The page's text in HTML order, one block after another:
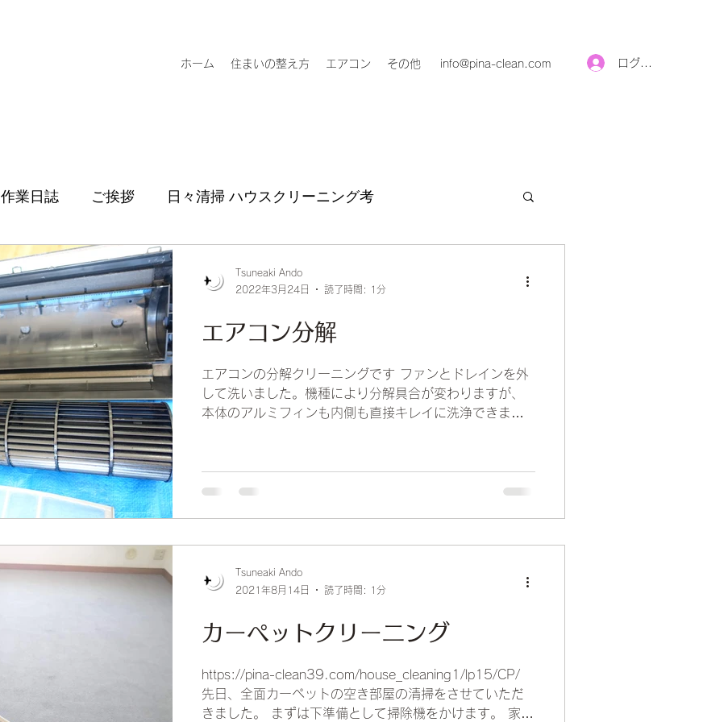
ホーム 住まいの整え方 エアコン その他 info@pina-clean.com ログイン
作業日誌 ご挨拶 日々清掃 ハウスクリーニング考
エアコン分解
エアコンの分解クリーニングです ファンとドレインを外
して洗いました。機種により分解具合が変わりますが、
本体のアルミフィンも内側も直接キレイに洗浄できます
分けられる方がいらっ...
Tsuneaki Ando
2022年3月24日
読了時間: 1分
カーペットクリー二ング
https://pina-clean39.com/house_cleaning1/lp15/CP/
先日、全面カーペットの空き部屋の清掃をさせていただ
きました。 まずは下準備として掃除機をかけます。 家具
Tsuneaki Ando
2021年8月14日
読了時間: 1分